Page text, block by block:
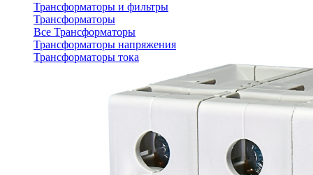
Трансформаторы и фильтры
Трансформаторы
Все Трансформаторы
Трансформаторы напряжения
Трансформаторы тока